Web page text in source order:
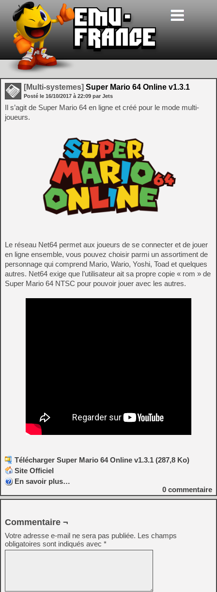
[Multi-systemes] Super Mario 64 Online v1.3.1
Posté le 16/10/2017 à 22:09 par Jets
Il s’agit de Super Mario 64 en ligne et créé pour le mode multi-
joueurs.
Le réseau Net64 permet aux joueurs de se connecter et de jouer
en ligne ensemble, vous pouvez choisir parmi un assortiment de
personnage qui comprend Mario, Wario, Yoshi, Toad et quelques
autres. Net64 exige que l’utilisateur ait sa propre copie « rom » de
Super Mario 64 NTSC pour pouvoir jouer avec les autres.
Télécharger Super Mario 64 Online v1.3.1 (287,8 Ko)
Site Officiel
En savoir plus…
0 commentaire
Commentaire ¬
Votre adresse e-mail ne sera pas publiée. Les champs
obligatoires sont indiqués avec *